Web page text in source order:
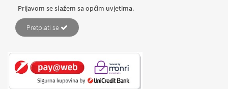
Prijavom se slažem sa općim uvjetima.
Pretplati se